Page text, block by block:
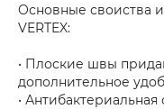
Основные своиства
VERTEX:
• Плоские швы
дополнительное
•